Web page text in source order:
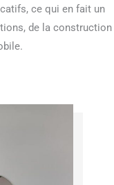
ce qui en fait un
de la construction